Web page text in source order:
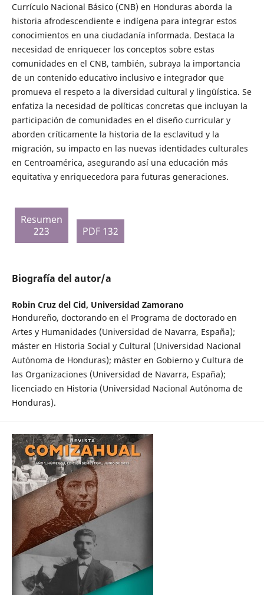
Currículo Nacional Básico (CNB) en Honduras aborda la
historia afrodescendiente e indígena para integrar estos
conocimientos en una ciudadanía informada. Destaca la
necesidad de enriquecer los conceptos sobre estas
comunidades en el CNB, también, subraya la importancia
de un contenido educativo inclusivo e integrador que
promueva el respeto a la diversidad cultural y lingüística. Se
enfatiza la necesidad de políticas concretas que incluyan la
participación de comunidades en el diseño curricular y
aborden críticamente la historia de la esclavitud y la
migración, su impacto en las nuevas identidades culturales
en Centroamérica, asegurando así una educación más
equitativa y enriquecedora para futuras generaciones.
Resumen
223
PDF 132
Biografía del autor/a
Robin Cruz del Cid, Universidad Zamorano
Hondureño, doctorando en el Programa de doctorado en
Artes y Humanidades (Universidad de Navarra, España);
máster en Historia Social y Cultural (Universidad Nacional
Autónoma de Honduras); máster en Gobierno y Cultura de
las Organizaciones (Universidad de Navarra, España);
licenciado en Historia (Universidad Nacional Autónoma de
Honduras).